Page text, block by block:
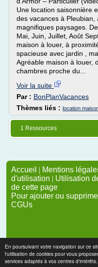
En poursuivant votre navigation sur ce
l'utilisation de cookies pour vous
services adaptés à vos centres d'intérêts.
Une location saisonnière
des vacances à
magnifiques paysages.
Mai, Juin, Juillet, Août
maison à louer, à
spacieuse avec jardin ,
Agréable maison à louer,
chambres proche du...
Voir la suite
Par : BonPlanVacances
Thèmes liés : location
1 Ressources
Accueil | Mentions
d'utilisation | Utilisation
de cette page
Pour ajouter ou
CGUs